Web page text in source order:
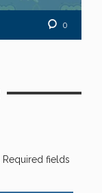
0
Required fields